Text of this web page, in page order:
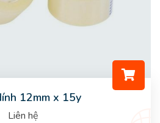
12mm x 15y
Liên hệ